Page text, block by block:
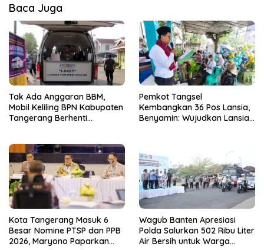
Baca Juga
Tak Ada Anggaran BBM,
Mobil Keliling BPN Kabupaten
Tangerang Berhenti
Pemkot Tangsel
Kembangkan 36 Pos Lansia,
Benyamin: Wujudkan Lansia
Kota Tangerang Masuk 6
Besar Nomine PTSP dan PPB
2026, Maryono Paparkan
Wagub Banten Apresiasi
Polda Salurkan 502 Ribu Liter
Air Bersih untuk Warga